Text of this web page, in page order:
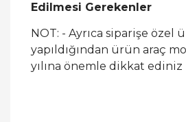
Edilmesi Gerekenler
NOT: - Ayrıca siparişe özel
yapıldığından ürün araç
yılına önemle dikkat ediniz